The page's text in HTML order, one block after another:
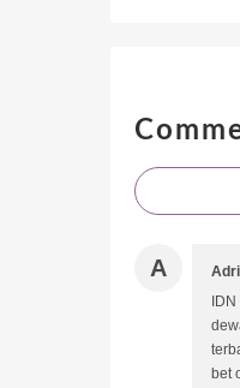
A
bet